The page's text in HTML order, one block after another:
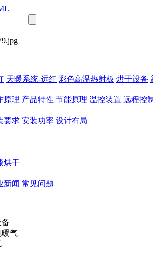
天暖系统-远红 彩色高温热射板 烘干设备
原理 产品特性 节能原理 温控装置 远程控
要求 安装功率 设计布局
烘干
新闻 常见问题